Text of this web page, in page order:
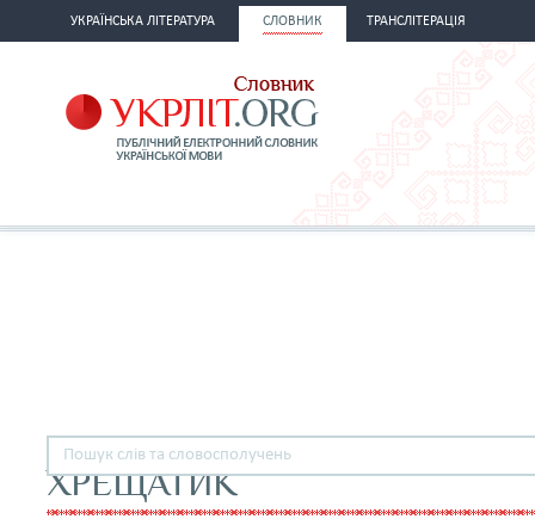
УКРАЇНСЬКА ЛІТЕРАТУРА СЛОВНИК ТРАНСЛІТЕРАЦІЯ
ХРЕЩАТИК